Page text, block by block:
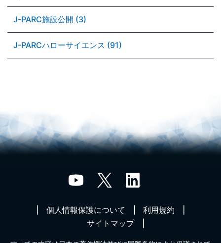
J-PARC施設公開 (3)
J-PARCハローサイエンス (91)
個人情報保護について
利用規約
サイトマップ